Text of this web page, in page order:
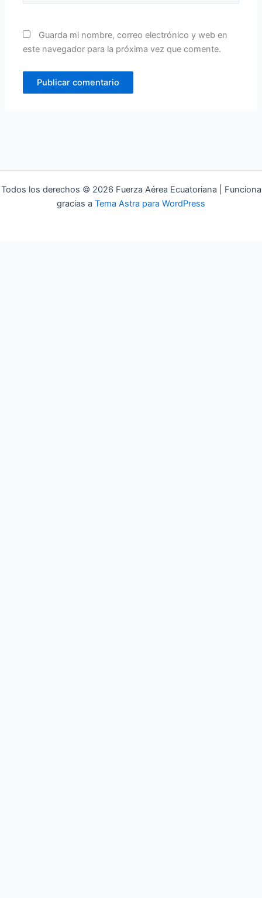
Guarda mi nombre, correo electrónico y web en
este navegador para la próxima vez que comente.
Todos los derechos © 2026 Fuerza Aérea Ecuatoriana | Funciona
gracias a Tema Astra para WordPress